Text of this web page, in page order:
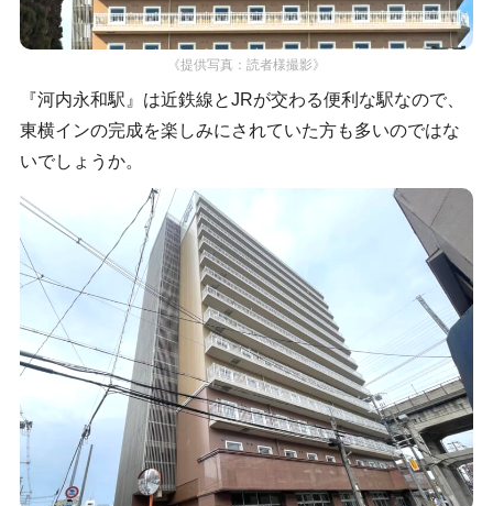
《提供写真：読者様撮影》
『河内永和駅』は近鉄線とJRが交わる便利な駅なので、
東横インの完成を楽しみにされていた方も多いのではな
いでしょうか。